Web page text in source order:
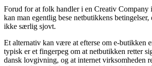
Forud for at folk handler i en Creativ Company
kan man egentlig bese netbutikkens
ikke særlig sjovt.
Et alternativ kan være at efterse om e-butikken
typisk er et fingerpeg om at netbutikken retter
dansk lovgivning, og at internet virksomheden